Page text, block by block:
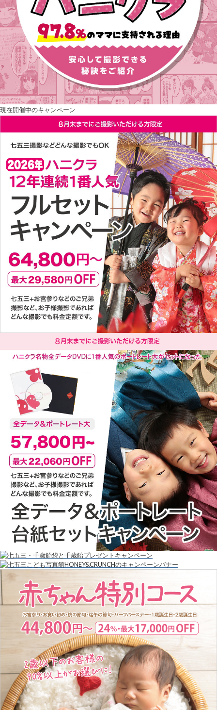
現在開催中のキャンペーン